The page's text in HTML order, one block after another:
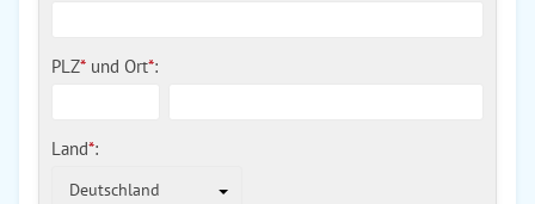
PLZ* und Ort*:
Land*:
Deutschland